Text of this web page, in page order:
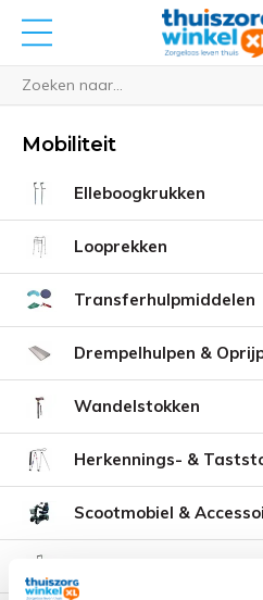
Mobiliteit
Elleboogkrukken
Looprekken
Transferhulpmiddelen
Drempelhulpen &
Wandelstokken
Herkennings- &
Scootmobiel &